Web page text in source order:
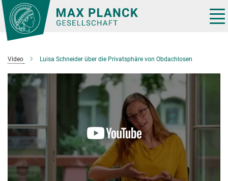
Hauptinhalt
Video Luisa Schneider über die Privatsphäre von Obdachlosen